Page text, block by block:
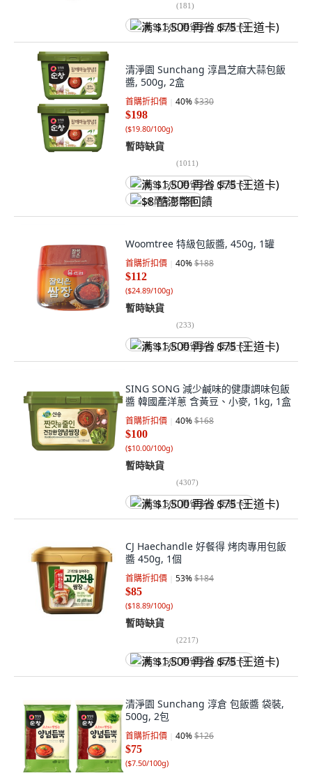
(181)
满 $1,500 再省 $75 (王道卡)
清淨園 Sunchang 淳昌芝麻大蒜包飯
醬, 500g, 2盒
首購折扣價 40%$330
$198
($19.80/100g)
暫時缺貨
(1011)
满 $1,500 再省 $75 (王道卡)
$8 酷澎幣回饋
Woomtree 特級包飯醬, 450g, 1罐
首購折扣價 40%$188
$112
($24.89/100g)
暫時缺貨
(233)
满 $1,500 再省 $75 (王道卡)
SING SONG 減少鹹味的健康調味包飯
醬 韓國產洋蔥 含黃豆、小麥, 1kg, 1盒
首購折扣價 40%$168
$100
($10.00/100g)
暫時缺貨
(4307)
满 $1,500 再省 $75 (王道卡)
CJ Haechandle 好餐得 烤肉專用包飯
醬 450g, 1個
首購折扣價 53%$184
$85
($18.89/100g)
暫時缺貨
(2217)
满 $1,500 再省 $75 (王道卡)
清淨園 Sunchang 淳倉 包飯醬 袋裝,
500g, 2包
首購折扣價 40%$126
$75
($7.50/100g)